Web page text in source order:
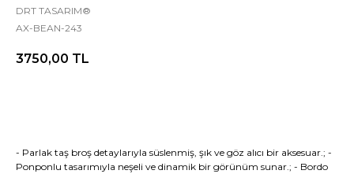
DRT TASARIM®
AX-BEAN-243
3750,00 TL
- Parlak taş broş detaylarıyla süslenmiş, şık ve göz alıcı bir aksesuar.; -
Ponponlu tasarımıyla neşeli ve dinamik bir görünüm sunar.; - Bordo